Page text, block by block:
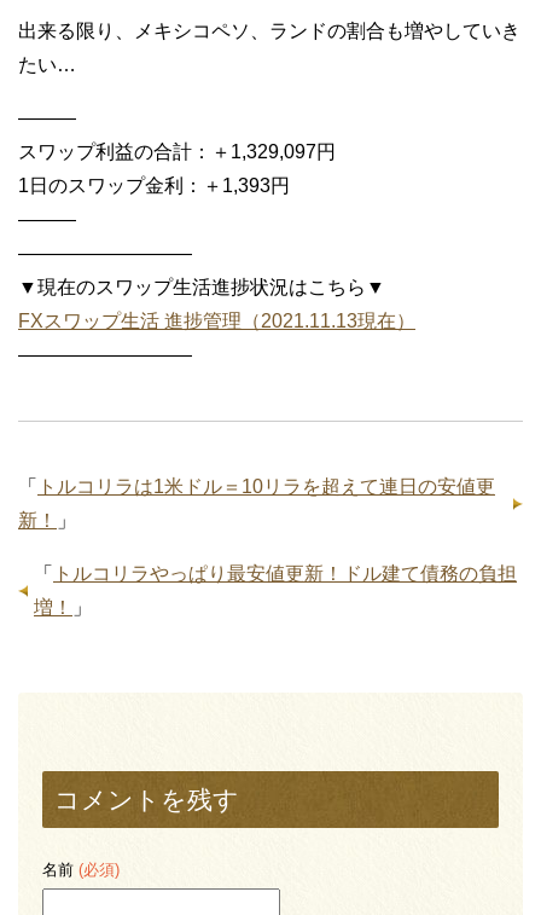
出来る限り、メキシコペソ、ランドの割合も増やしていき
たい…
———
スワップ利益の合計：＋1,329,097円
1日のスワップ金利：＋1,393円
———
—————————
▼現在のスワップ生活進捗状況はこちら▼
FXスワップ生活 進捗管理（2021.11.13現在）
—————————
「
トルコリラは1米ドル＝10リラを超えて連日の安値更
新！
」
「
トルコリラやっぱり最安値更新！ドル建て債務の負担
増！
」
コメントを残す
名前 (必須)